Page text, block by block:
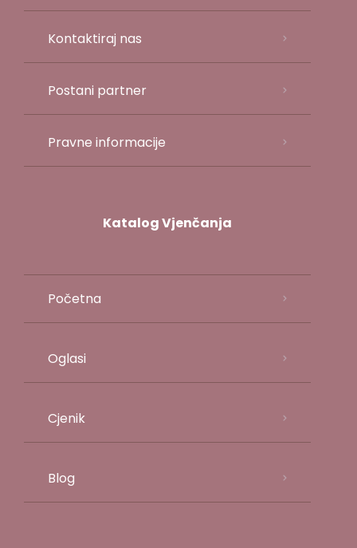
Kontaktiraj nas
Postani partner
Pravne informacije
Katalog Vjenčanja
Početna
Oglasi
Cjenik
Blog